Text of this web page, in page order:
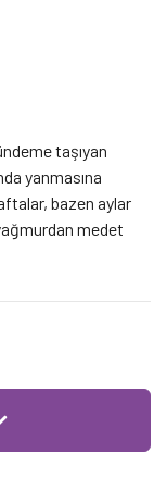
taşıyan
yanmasına
bazen aylar
medet